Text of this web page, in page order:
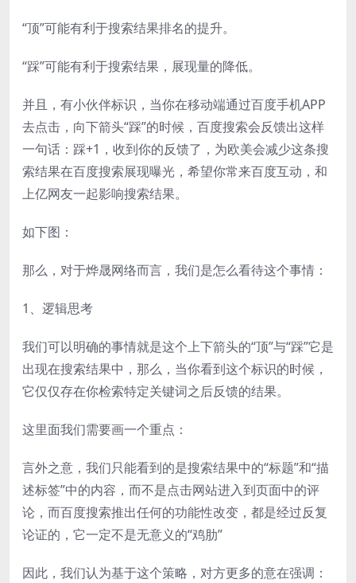
“顶”可能有利于搜索结果排名的提升。
“踩”可能有利于搜索结果，展现量的降低。
并且，有小伙伴标识，当你在移动端通过百度手机APP
去点击，向下箭头“踩”的时候，百度搜索会反馈出这样
一句话：踩+1，收到你的反馈了，为欧美会减少这条搜
索结果在百度搜索展现曝光，希望你常来百度互动，和
上亿网友一起影响搜索结果。
如下图：
那么，对于烨晟网络而言，我们是怎么看待这个事情：
1、逻辑思考
我们可以明确的事情就是这个上下箭头的“顶”与“踩”它是
出现在搜索结果中，那么，当你看到这个标识的时候，
它仅仅存在你检索特定关键词之后反馈的结果。
这里面我们需要画一个重点：
言外之意，我们只能看到的是搜索结果中的“标题”和“描
述标签”中的内容，而不是点击网站进入到页面中的评
论，而百度搜索推出任何的功能性改变，都是经过反复
论证的，它一定不是无意义的“鸡肋”
因此，我们认为基于这个策略，对方更多的意在强调：